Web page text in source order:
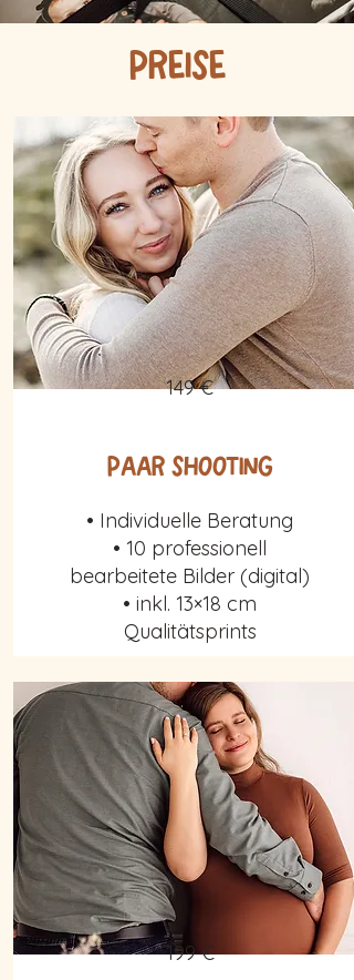
Preise
149 €
Paar Shooting
• Individuelle Beratung
• 10 professionell
bearbeitete Bilder (digital)
• inkl. 13×18 cm
Qualitätsprints
199 €